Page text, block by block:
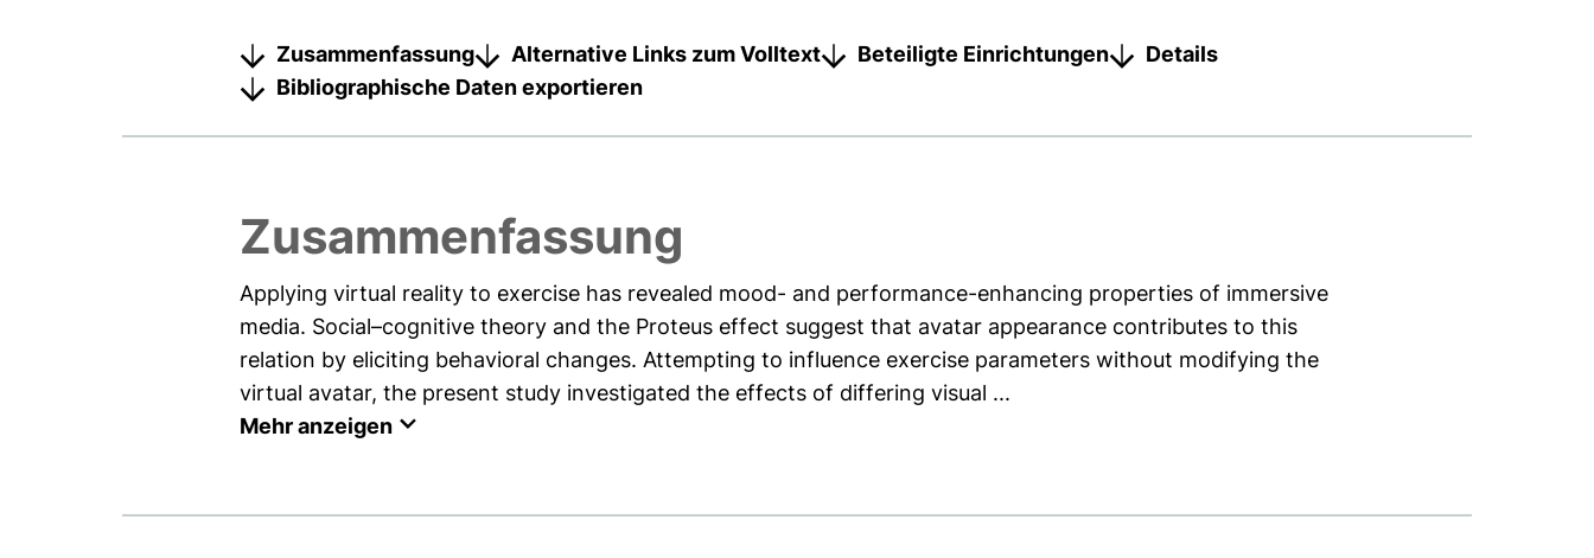
Zusammenfassung Alternative Links zum Volltext Beteiligte Einrichtungen
Details
Bibliographische Daten exportieren
Zusammenfassung
Applying virtual reality to exercise has revealed mood- and performance-enhancing properties of immersive
media. Social–cognitive theory and the Proteus effect suggest that avatar appearance contributes to this
relation by eliciting behavioral changes. Attempting to influence exercise parameters without modifying the
virtual avatar, the present study investigated the effects of differing visual ...
Mehr anzeigen